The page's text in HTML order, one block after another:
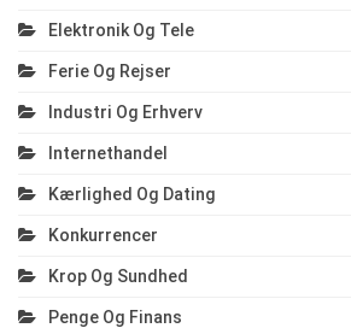
Elektronik Og Tele
Ferie Og Rejser
Industri Og Erhverv
Internethandel
Kærlighed Og Dating
Konkurrencer
Krop Og Sundhed
Penge Og Finans